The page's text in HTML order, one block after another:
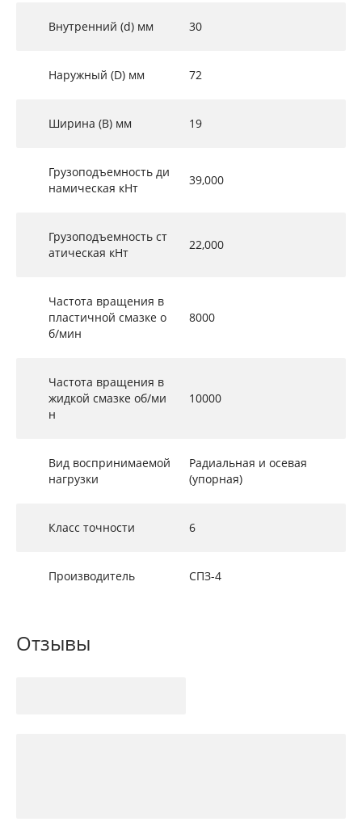
Внутренний (d) мм 30
Наружный (D) мм 72
Ширина (B) мм 19
Грузоподъемность ди
намическая кНт
39,000
Грузоподъемность ст
атическая кНт
22,000
Частота вращения в
пластичной смазке о
б/мин
8000
Частота вращения в
жидкой смазке об/ми
н
10000
Вид воспринимаемой
нагрузки
Радиальная и осевая
(упорная)
Класс точности 6
Производитель СПЗ-4
Отзывы